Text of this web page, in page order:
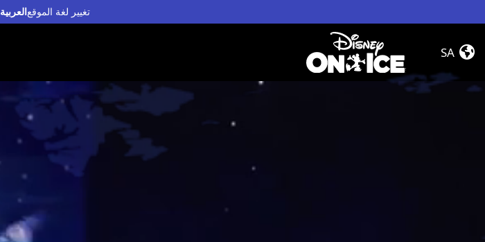
تغيير لغة الموقعالعربية
Home
SA